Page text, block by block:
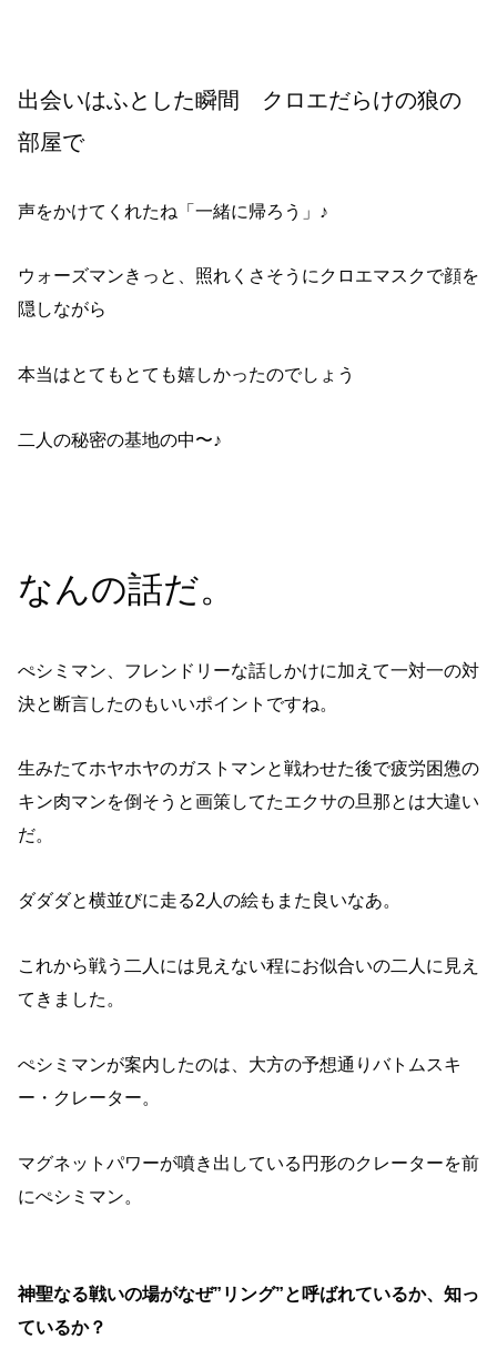
出会いはふとした瞬間 クロエだらけの狼の
部屋で
声をかけてくれたね「一緒に帰ろう」♪
ウォーズマンきっと、照れくさそうにクロエマスクで顔を
隠しながら
本当はとてもとても嬉しかったのでしょう
二人の秘密の基地の中〜♪
なんの話だ。
ぺシミマン、フレンドリーな話しかけに加えて一対一の対
決と断言したのもいいポイントですね。
生みたてホヤホヤのガストマンと戦わせた後で疲労困憊の
キン肉マンを倒そうと画策してたエクサの旦那とは大違い
だ。
ダダダと横並びに走る2人の絵もまた良いなあ。
これから戦う二人には見えない程にお似合いの二人に見え
てきました。
ぺシミマンが案内したのは、大方の予想通りバトムスキ
ー・クレーター。
マグネットパワーが噴き出している円形のクレーターを前
にぺシミマン。
神聖なる戦いの場がなぜ”リング”と呼ばれているか、知っ
ているか？